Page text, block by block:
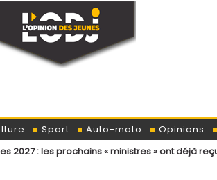
Sport Auto-moto Opinions
« ministres » ont déjà reçu la lettre de